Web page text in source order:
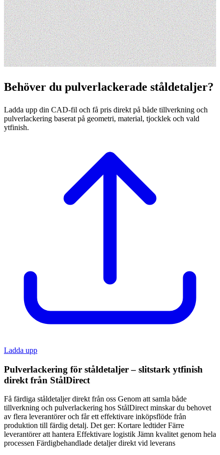
Behöver du pulverlackerade ståldetaljer?
Ladda upp din CAD-fil och få pris direkt på både tillverkning och
pulverlackering baserat på geometri, material, tjocklek och vald
ytfinish.
Ladda upp
Pulverlackering för ståldetaljer – slitstark ytfinish
direkt från StålDirect
Få färdiga ståldetaljer direkt från oss Genom att samla både
tillverkning och pulverlackering hos StålDirect minskar du behovet
av flera leverantörer och får ett effektivare inköpsflöde från
produktion till färdig detalj. Det ger: Kortare ledtider Färre
leverantörer att hantera Effektivare logistik Jämn kvalitet genom hela
processen Färdigbehandlade detaljer direkt vid leverans